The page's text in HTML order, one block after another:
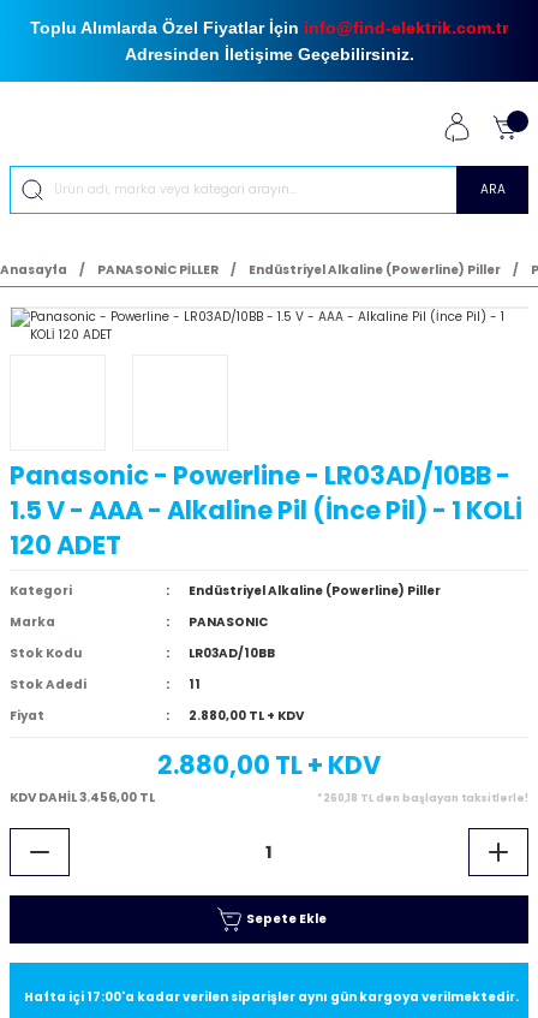
Toplu Alımlarda Özel Fiyatlar İçin info@find-elektrik.com.tr
Adresinden İletişime Geçebilirsiniz.
ARA
Anasayfa PANASONİC PİLLER Endüstriyel Alkaline (Powerline) Piller
Panasonic - Powerline - LR03AD/10BB -
1.5 V - AAA - Alkaline Pil (İnce Pil) - 1 KOLİ
120 ADET
Kategori
Endüstriyel Alkaline (Powerline) Piller
Marka
PANASONIC
Stok Kodu
LR03AD/10BB
Stok Adedi
11
Fiyat
2.880,00 TL + KDV
2.880,00 TL+ KDV
KDV DAHİL 3.456,00 TL *260,18 TL den başlayan taksitlerle!
Sepete Ekle
Hafta içi 17:00'a kadar verilen siparişler aynı gün kargoya verilmektedir.